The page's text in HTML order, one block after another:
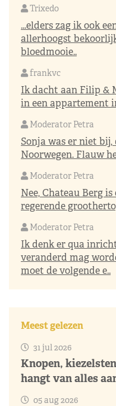
Trixedo
...elders zag ik ook
allerhoogst
bloedmooie..
frankvc
Ik dacht aan Filip &
in een appartement
Moderator Petra
Sonja was er niet
Noorwegen. Flauw
Moderator Petra
Nee, Chateau Berg
regerende
Moderator Petra
Ik denk er qua
veranderd mag
moet de volgende e..
Meest gelezen
31 jul 2026
Knopen,
hangt van alles
05 aug 2026